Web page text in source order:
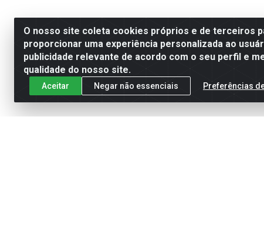
O nosso site coleta cookies próprios e de terceiros
proporcionar uma experiência personalizada ao
publicidade relevante de acordo com o seu perfil e
qualidade do nosso site.
Aceitar Negar não essenciais Preferências